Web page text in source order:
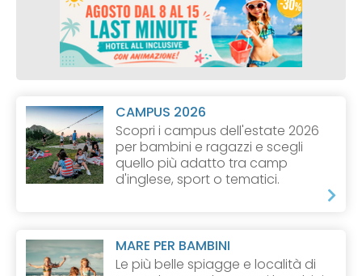
CAMPUS 2026
Scopri i campus dell'estate 2026
per bambini e ragazzi e scegli
quello più adatto tra camp
d'inglese, sport o tematici.
MARE PER BAMBINI
Le più belle spiagge e località di